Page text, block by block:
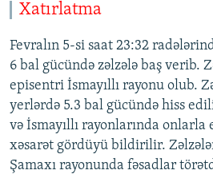
Xatırlatma
Fevralın 5-si saat 23:32
6 bal gücündə zəlzələ baş verib.
episentri İsmayıllı rayonu olub.
yerlərdə 5.3 bal gücündə hiss
və İsmayıllı rayonlarında
xəsarət gördüyü bildirilir.
Şamaxı rayonunda fəsadlar